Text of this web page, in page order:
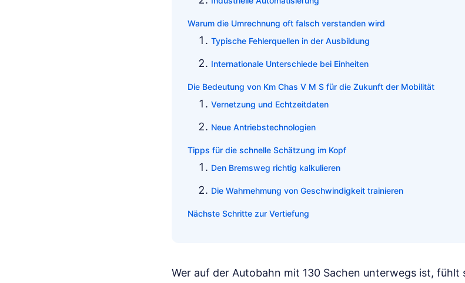
Warum die Umrechnung oft falsch verstanden wird
Typische Fehlerquellen in der Ausbildung
Internationale Unterschiede bei Einheiten
Die Bedeutung von Km Chas V M S für die Zukunft der Mobilität
Vernetzung und Echtzeitdaten
Neue Antriebstechnologien
Tipps für die schnelle Schätzung im Kopf
Den Bremsweg richtig kalkulieren
Die Wahrnehmung von Geschwindigkeit trainieren
Nächste Schritte zur Vertiefung
Wer auf der Autobahn mit 130 Sachen unterwegs ist,